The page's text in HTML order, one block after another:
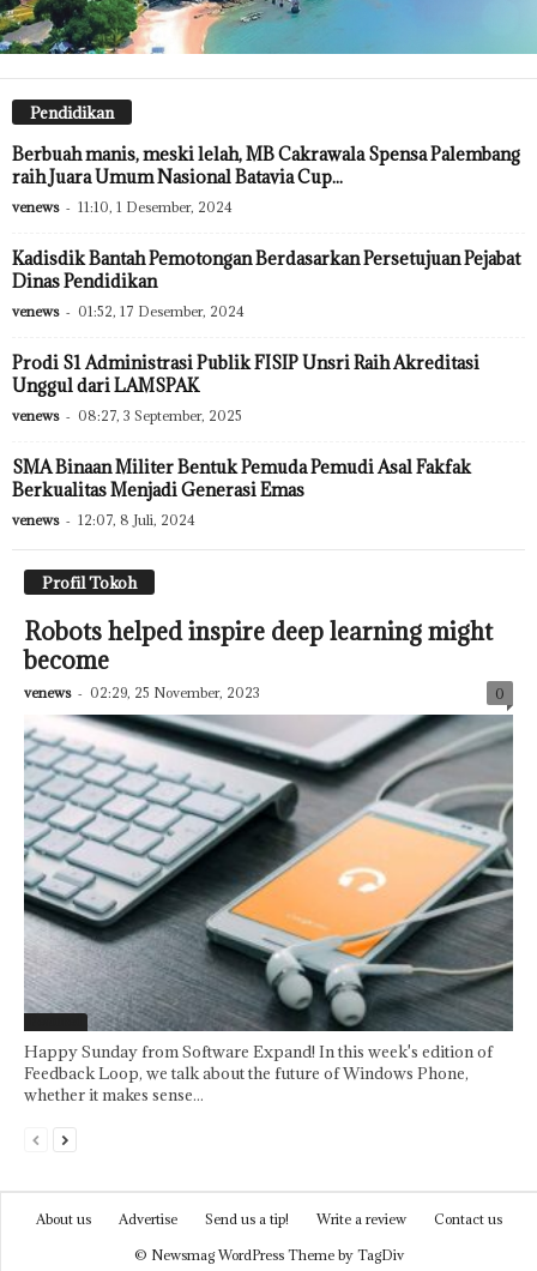
Pendidikan
Berbuah manis, meski lelah, MB Cakrawala Spensa Palembang
raih Juara Umum Nasional Batavia Cup...
venews - 11:10, 1 Desember, 2024
Kadisdik Bantah Pemotongan Berdasarkan Persetujuan Pejabat
Dinas Pendidikan
venews - 01:52, 17 Desember, 2024
Prodi S1 Administrasi Publik FISIP Unsri Raih Akreditasi
Unggul dari LAMSPAK
venews - 08:27, 3 September, 2025
SMA Binaan Militer Bentuk Pemuda Pemudi Asal Fakfak
Berkualitas Menjadi Generasi Emas
venews - 12:07, 8 Juli, 2024
Profil Tokoh
Robots helped inspire deep learning might
become
venews - 02:29, 25 November, 2023 0
Happy Sunday from Software Expand! In this week's edition of
Feedback Loop, we talk about the future of Windows Phone,
whether it makes sense...
About us Advertise Send us a tip! Write a review
Contact us
© Newsmag WordPress Theme by TagDiv